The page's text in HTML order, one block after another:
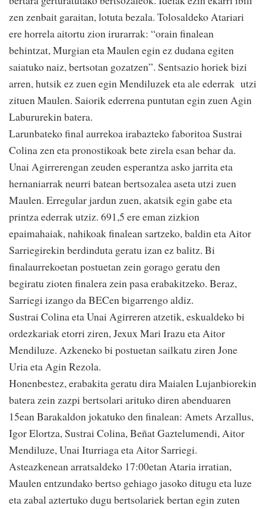
zen zenbait garaitan, lotuta bezala. Tolosaldeko Atariari
ere horrela aitortu zion irurarrak: “orain finalean
behintzat, Murgian eta Maulen egin ez dudana egiten
saiatuko naiz, bertsotan gozatzen”. Sentsazio horiek bizi
arren, hutsik ez zuen egin Mendiluzek eta ale ederrak utzi
zituen Maulen. Saiorik ederrena puntutan egin zuen Agin
Labururekin batera.
Larunbateko final aurrekoa irabazteko faboritoa Sustrai
Colina zen eta pronostikoak bete zirela esan behar da.
Unai Agirrerengan zeuden esperantza asko jarrita eta
hernaniarrak neurri batean bertsozalea aseta utzi zuen
Maulen. Erregular jardun zuen, akatsik egin gabe eta
printza ederrak utziz. 691,5 ere eman zizkion
epaimahaiak, nahikoak finalean sartzeko, baldin eta Aitor
Sarriegirekin berdinduta geratu izan ez balitz. Bi
finalaurrekoetan postuetan zein gorago geratu den
begiratu zioten finalera zein pasa erabakitzeko. Beraz,
Sarriegi izango da BECen bigarrengo aldiz.
Sustrai Colina eta Unai Agirreren atzetik, eskualdeko bi
ordezkariak etorri ziren, Jexux Mari Irazu eta Aitor
Mendiluze. Azkeneko bi postuetan sailkatu ziren Jone
Uria eta Agin Rezola.
Honenbestez, erabakita geratu dira Maialen Lujanbiorekin
batera zein zazpi bertsolari arituko diren abenduaren
15ean Barakaldon jokatuko den finalean: Amets Arzallus,
Igor Elortza, Sustrai Colina, Beñat Gaztelumendi, Aitor
Mendiluze, Unai Iturriaga eta Aitor Sarriegi.
Asteazkenean arratsaldeko 17:00etan Ataria irratian,
Maulen entzundako bertso gehiago jasoko ditugu eta luze
eta zabal aztertuko dugu bertsolariek bertan egin zuten